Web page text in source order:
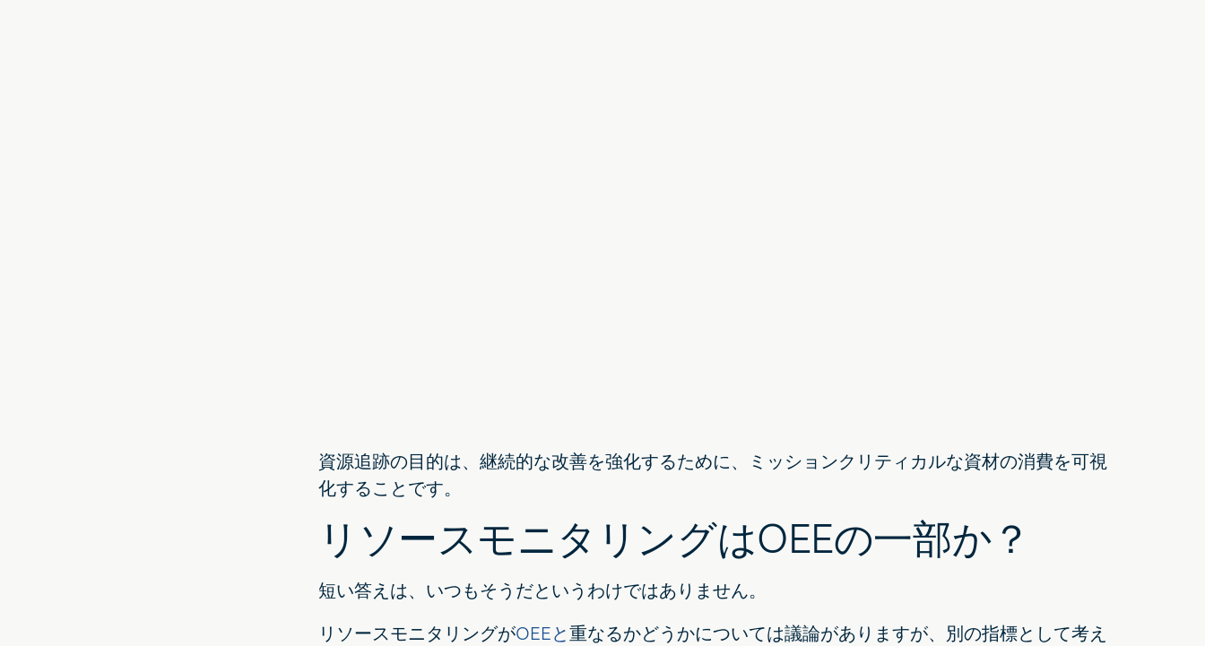
資源追跡の目的は、継続的な改善を強化するために、ミッションクリティカルな資材の消費を可視
化することです。
リソースモニタリングはOEEの一部か？
短い答えは、いつもそうだというわけではありません。
リソースモニタリングがOEEと重なるかどうかについては議論がありますが、別の指標として考え